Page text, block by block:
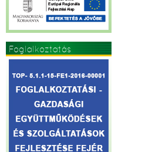
Foglalkoztatás